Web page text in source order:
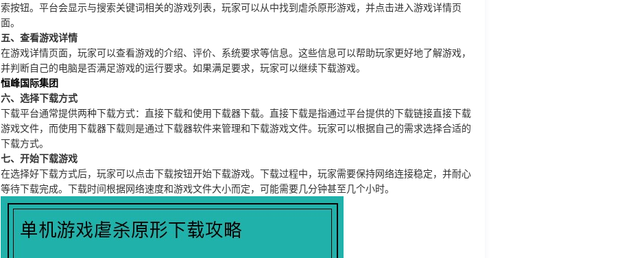
索按钮。平台会显示与搜索关键词相关的游戏列表，玩家可以从中找到虐杀原形游戏，并点击进入游戏详情页
面。
五、查看游戏详情
在游戏详情页面，玩家可以查看游戏的介绍、评价、系统要求等信息。这些信息可以帮助玩家更好地了解游戏，
并判断自己的电脑是否满足游戏的运行要求。如果满足要求，玩家可以继续下载游戏。
恒峰国际集团
六、选择下载方式
下载平台通常提供两种下载方式：直接下载和使用下载器下载。直接下载是指通过平台提供的下载链接直接下载
游戏文件，而使用下载器下载则是通过下载器软件来管理和下载游戏文件。玩家可以根据自己的需求选择合适的
下载方式。
七、开始下载游戏
在选择好下载方式后，玩家可以点击下载按钮开始下载游戏。下载过程中，玩家需要保持网络连接稳定，并耐心
等待下载完成。下载时间根据网络速度和游戏文件大小而定，可能需要几分钟甚至几个小时。